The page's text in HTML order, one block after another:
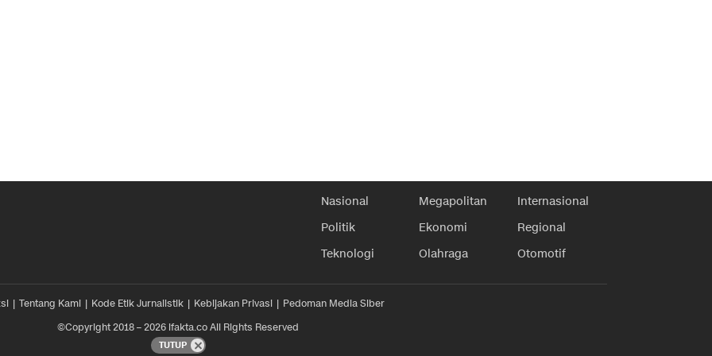
Nasional Megapolitan
Internasional
Politik
Ekonomi
Regional
Teknologi
Olahraga Otomotif
Tentang Kami Kode Etik Jurnalistik Kebijakan Privasi
Pedoman Media Siber
©Copyright 2018 – 2026 ifakta.co All Rights Reserved
TUTUP